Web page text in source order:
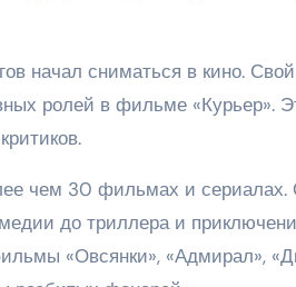
начал сниматься в кино. Свой
ролей в фильме «Курьер».
чем 30 фильмах и сериалах.
до триллера и
«Овсянки», «Адмирал»,